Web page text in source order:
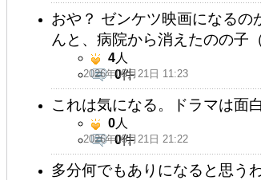
おや？ ゼンケツ映画になるの
んと、病院から消えたのの子
2026年05月21日 11:23
4人
0件
これは気になる。ドラマは面
2026年05月21日 21:22
0人
0件
多分何でもありになると思う